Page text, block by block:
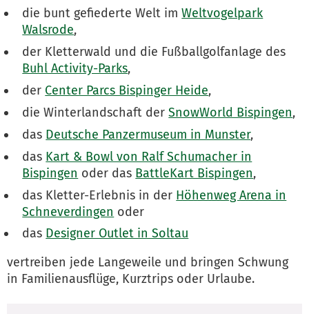
die bunt gefiederte Welt imWeltvogelpark
Walsrode,
der Kletterwald und die Fußballgolfanlage des
Buhl Activity-Parks,
der Center Parcs Bispinger Heide,
die Winterlandschaft derSnowWorld Bispingen,
das Deutsche Panzermuseum in Munster,
das Kart & Bowl von Ralf Schumacher in
Bispingen oder das BattleKart Bispingen,
das Kletter-Erlebnis in der Höhenweg Arena in
Schneverdingen oder
das Designer Outlet in Soltau
vertreiben jede Langeweile und bringen Schwung
in Familienausflüge, Kurztrips oder Urlaube.